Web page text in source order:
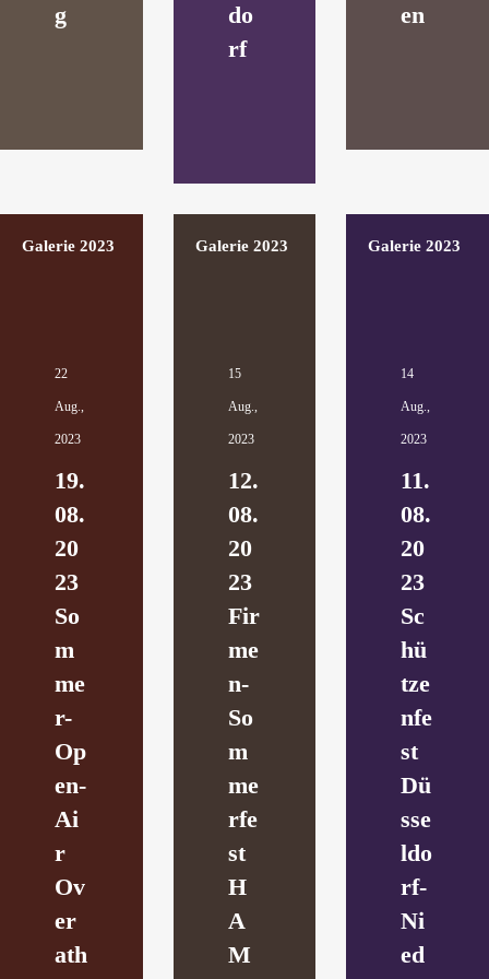
g
do
rf
en
Galerie 2023
22
Aug.,
2023
19.
08.
20
23
So
m
me
r-
Op
en-
Ai
r
Ov
er
ath
Galerie 2023
15
Aug.,
2023
12.
08.
20
23
Fir
me
n-
So
m
me
rfe
st
H
A
M
Galerie 2023
14
Aug.,
2023
11.
08.
20
23
Sc
hü
tze
nfe
st
Dü
sse
ldo
rf-
Ni
ed